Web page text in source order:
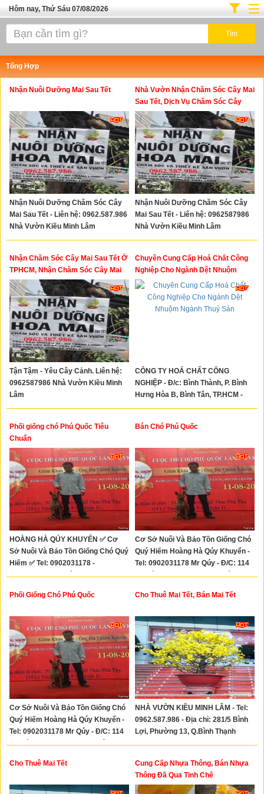
Hôm nay, Thứ Sáu 07/08/2026
Trang chủ
Tuyển Sinh Đào Tạo
Ô Tô Xe Máy
Đồ Dùng Nội Ngoại Thất
Điện Tử Điện Máy
Làm Đẹp
Thời Trang
Việc Làm
Dịch Vụ
Xây Dựng
Tổng Hợp
Tổng Hợp
Nhận Nuôi Dưỡng Mai Sau Tết
Nhận Nuôi Dưỡng Chăm Sóc Cây
Mai Sau Tết - Liên hệ: 0962.587.986
Nhà Vườn Kiều Minh Lâm
Nhà Vườn Nhận Chăm Sóc Cây Mai
Sau Tết, Dịch Vụ Chăm Sóc Cây
Mai Sau Tết
Nhận Nuôi Dưỡng Chăm Sóc Cây
Mai Sau Tết - Liên hệ: 0962587986
Nhà Vườn Kiều Minh Lâm
Nhận Chăm Sóc Cây Mai Sau Tết Ở
TPHCM, Nhận Chăm Sóc Cây Mai
Sau Tết Ở Sài Gòn
Tận Tậm - Yêu Cây Cảnh. Liên hệ:
0962587986 Nhà Vườn Kiều Minh
Lâm
Chuyên Cung Cấp Hoá Chất Công
Nghiệp Cho Ngành Dệt Nhuộm
Ngành Thuỷ Sản
CÔNG TY HOÁ CHẤT CÔNG
NGHIỆP - Đ/c: Bình Thành, P. Bình
Hưng Hòa B, Bình Tân, TP.HCM -
Hotline: 0792349292
Phối giống chó Phú Quốc Tiêu
Chuẩn
HOÀNG HÀ QÚY KHUYỂN ✅ Cơ
Sở Nuôi Và Bảo Tồn Giống Chó Quý
Hiếm ✅ Tel: 0902031178 -
0993637393 Mr Qúy ✅ Đ/c: 114B
12
Bán Chó Phú Quốc
Cơ Sở Nuôi Và Bảo Tồn Giống Chó
Quý Hiếm Hoàng Hà Qúy Khuyển -
Tel: 0902031178 Mr Qúy - Đ/C: 114
B đường TX 22, P. Thạnh Xuân,
Phối Giống Chó Phú Quốc
Cơ Sở Nuôi Và Bảo Tồn Giống Chó
Quý Hiếm Hoàng Hà Qúy Khuyển -
Tel: 0902031178 Mr Qúy - Đ/C: 114
B đường TX 22, P. Thạnh Xuân,
Cho Thuê Mai Tết, Bán Mai Tết
NHÀ VƯỜN KIỀU MINH LÂM - Tel:
0962.587.986 - Địa chỉ: 281/5 Bình
Lợi, Phường 13, Q.Bình Thạnh
Cho Thuê Mai Tết
Cung Cấp Nhựa Thông, Bán Nhựa
Thông Đã Qua Tinh Chế